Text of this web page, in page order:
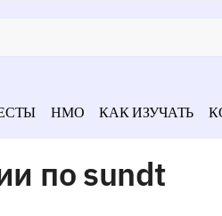
НМО КАК ИЗУЧАТЬ
по sundt